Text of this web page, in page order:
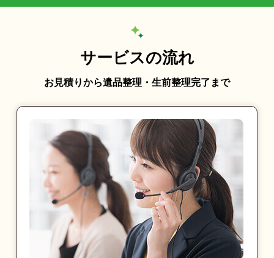
サービスの流れ
お見積りから遺品整理・生前整理完了まで